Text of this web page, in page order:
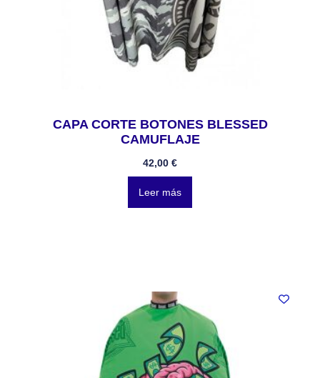
CAPA CORTE BOTONES BLESSED
CAMUFLAJE
42,00 €
Leer más